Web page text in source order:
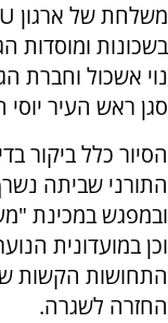
משלחת של ארגון
בשכונות ומוסדות
נוי אשכול וחברת
סגן ראש העיר יוסי
הסיור כלל ביקור
התורני שביתה
ובמפגש במכינת
וכן במועדונית
התחושות הקשות
החזרה לשגרה.